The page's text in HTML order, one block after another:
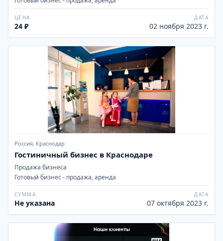
ЦЕНА
24 ₽
ДАТА
02 ноября 2023 г.
Россия, Краснодар
Гостиничный бизнес в Краснодаре
Продажа бизнеса
Готовый бизнес - продажа, аренда
СУММА
Не указана
ДАТА
07 октября 2023 г.